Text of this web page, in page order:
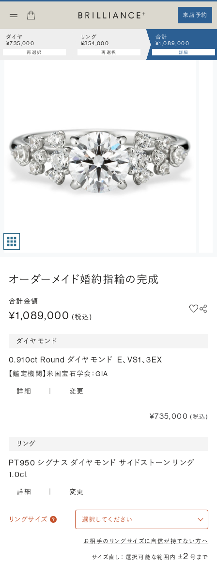
来店予約
ダイヤ
¥735,000
再選択
リング
¥354,000
再選択
合計
¥1,089,000
詳細
オーダーメイド婚約指輪の完成
合計金額
¥1,089,000 (税込)
ダイヤモンド
0.910ct Round ダイヤモンド E、VS1、3EX
【鑑定機関】米国宝石学会：GIA
詳細 変更
¥735,000 (税込)
リング
PT950 シグナス ダイヤモンド サイドストーン リング
1.0ct
詳細 変更
リングサイズ
お相手のリングサイズに自信が持てない方へ
サイズ直し： 選択可能な範囲内 ±2 号まで